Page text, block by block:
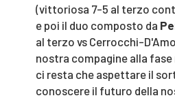
(vittoriosa 7-5 al terzo
e poi il duo composto da
al terzo vs Cerrocchi-
nostra compagine alla fase
ci resta che aspettare il
conoscere il futuro della